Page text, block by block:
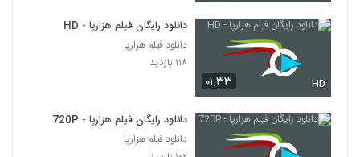
۰۱:۳۳ HD
دانلود رایگان فیلم هزارپا - HD
دانلود فیلم هزارپا
۱۱۸ بازدید
دانلود رایگان فیلم هزارپا - 720P
دانلود فیلم هزارپا